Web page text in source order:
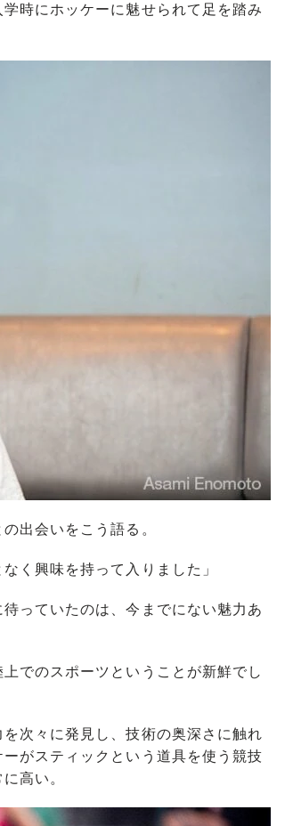
時にホッケーに魅せられて足を踏み
出会いをこう語る。
く興味を持って入りました」
っていたのは、今までにない魅力あ
でのスポーツということが新鮮でし
次々に発見し、技術の奥深さに触れ
がスティックという道具を使う競技
高い。